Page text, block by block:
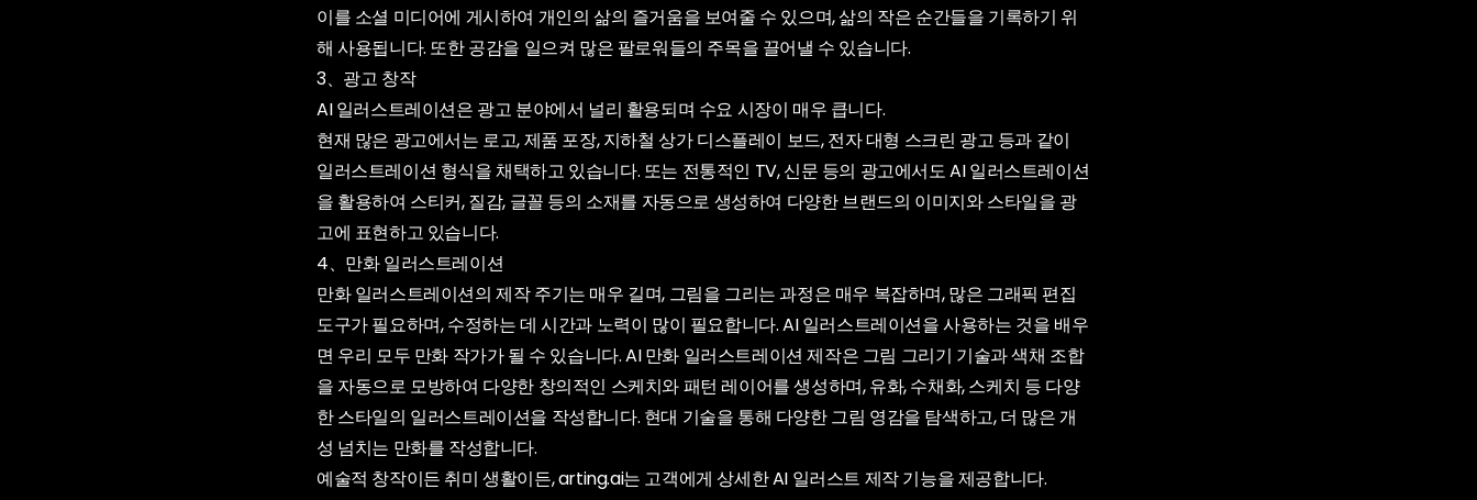
이를 소셜 미디어에 게시하여 개인의 삶의 즐거움을 보여줄 수 있으며, 삶의 작은 순간들을 기록하기 위
해 사용됩니다. 또한 공감을 일으켜 많은 팔로워들의 주목을 끌어낼 수 있습니다.
3、광고 창작
AI 일러스트레이션은 광고 분야에서 널리 활용되며 수요 시장이 매우 큽니다.
현재 많은 광고에서는 로고, 제품 포장, 지하철 상가 디스플레이 보드, 전자 대형 스크린 광고 등과 같이
일러스트레이션 형식을 채택하고 있습니다. 또는 전통적인 TV, 신문 등의 광고에서도 AI 일러스트레이션
을 활용하여 스티커, 질감, 글꼴 등의 소재를 자동으로 생성하여 다양한 브랜드의 이미지와 스타일을 광
고에 표현하고 있습니다.
4、만화 일러스트레이션
만화 일러스트레이션의 제작 주기는 매우 길며, 그림을 그리는 과정은 매우 복잡하며, 많은 그래픽 편집
도구가 필요하며, 수정하는 데 시간과 노력이 많이 필요합니다. AI 일러스트레이션을 사용하는 것을 배우
면 우리 모두 만화 작가가 될 수 있습니다. AI 만화 일러스트레이션 제작은 그림 그리기 기술과 색채 조합
을 자동으로 모방하여 다양한 창의적인 스케치와 패턴 레이어를 생성하며, 유화, 수채화, 스케치 등 다양
한 스타일의 일러스트레이션을 작성합니다. 현대 기술을 통해 다양한 그림 영감을 탐색하고, 더 많은 개
성 넘치는 만화를 작성합니다.
예술적 창작이든 취미 생활이든, arting.ai는 고객에게 상세한 AI 일러스트 제작 기능을 제공합니다.